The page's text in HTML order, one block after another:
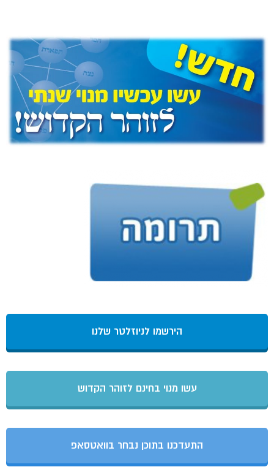
הירשמו לניוזלטר שלנו
עשו מנוי בחינם לזוהר הקדוש
התעדכנו בתוכן נבחר בוואטסאפ